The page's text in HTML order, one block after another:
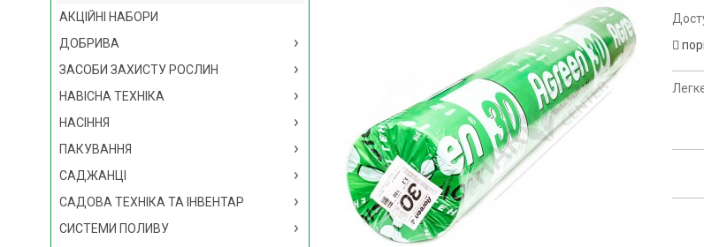
АКЦІЙНІ НАБОРИ
ДОБРИВА
ЗАСОБИ ЗАХИСТУ РОСЛИН
НАВІСНА ТЕХНІКА
НАСІННЯ
ПАКУВАННЯ
САДЖАНЦІ
САДОВА ТЕХНІКА ТА ІНВЕНТАР
СИСТЕМИ ПОЛИВУ